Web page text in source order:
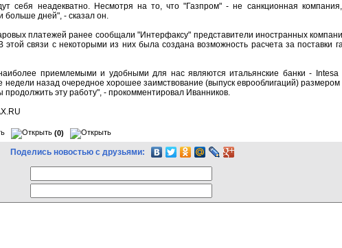
себя неадекватно. Несмотря на то, что "Газпром" - не санкционная
больше дней", - сказал он.
платежей ранее сообщали "Интерфаксу" представители иностранных
этой связи с некоторыми из них была создана возможность расчета за поставки
приемлемыми и удобными для нас являются итальянские банки -
недели назад очередное хорошее заимствование (выпуск еврооблигаций)
эту работу", - прокомментировал Иванников.
(0)
Поделись новостью с друзьями: